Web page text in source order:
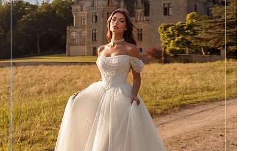
Размеры
42, 44, 46, 48, 50, 52, 54, 56,
58
Цвет
Айвори